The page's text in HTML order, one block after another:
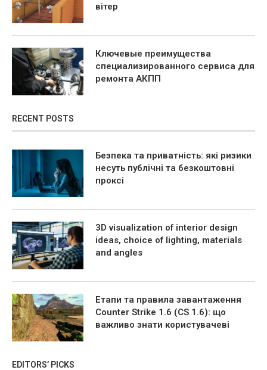
вітер
Ключевые преимущества
специализированного сервиса для
ремонта АКПП
RECENT POSTS
Безпека та приватність: які ризики
несуть публічні та безкоштовні
проксі
3D visualization of interior design
ideas, choice of lighting, materials
and angles
Етапи та правила завантаження
Counter Strike 1.6 (CS 1.6): що
важливо знати користувачеві
EDITORS’ PICKS